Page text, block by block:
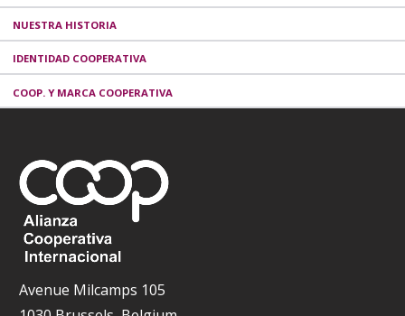
NUESTRA HISTORIA
IDENTIDAD COOPERATIVA
COOP. Y MARCA COOPERATIVA
Avenue Milcamps 105